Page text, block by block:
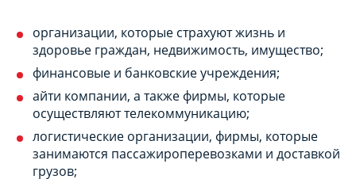
организации, которые страхуют жизнь и
здоровье граждан, недвижимость, имущество;
финансовые и банковские учреждения;
айти компании, а также фирмы, которые
осуществляют телекоммуникацию;
логистические организации, фирмы, которые
занимаются пассажироперевозками и доставкой
грузов;